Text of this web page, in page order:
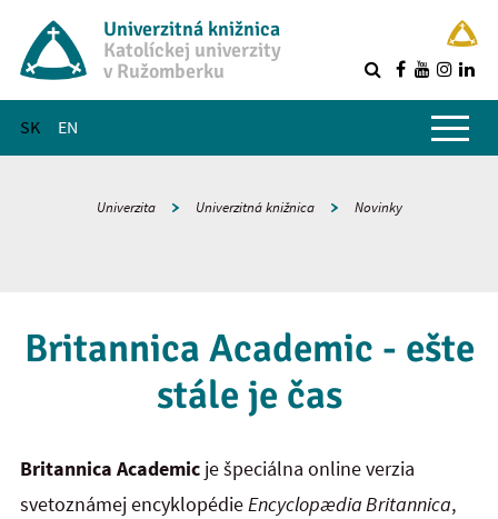
Univerzitná knižnica
Katolíckej univerzity
v Ružomberku
SK EN
Hlavné menu
Univerzita Univerzitná knižnica Novinky
Britannica Academic - ešte
stále je čas
Britannica Academic je špeciálna online verzia
svetoznámej encyklopédieEncyclopædia Britannica,